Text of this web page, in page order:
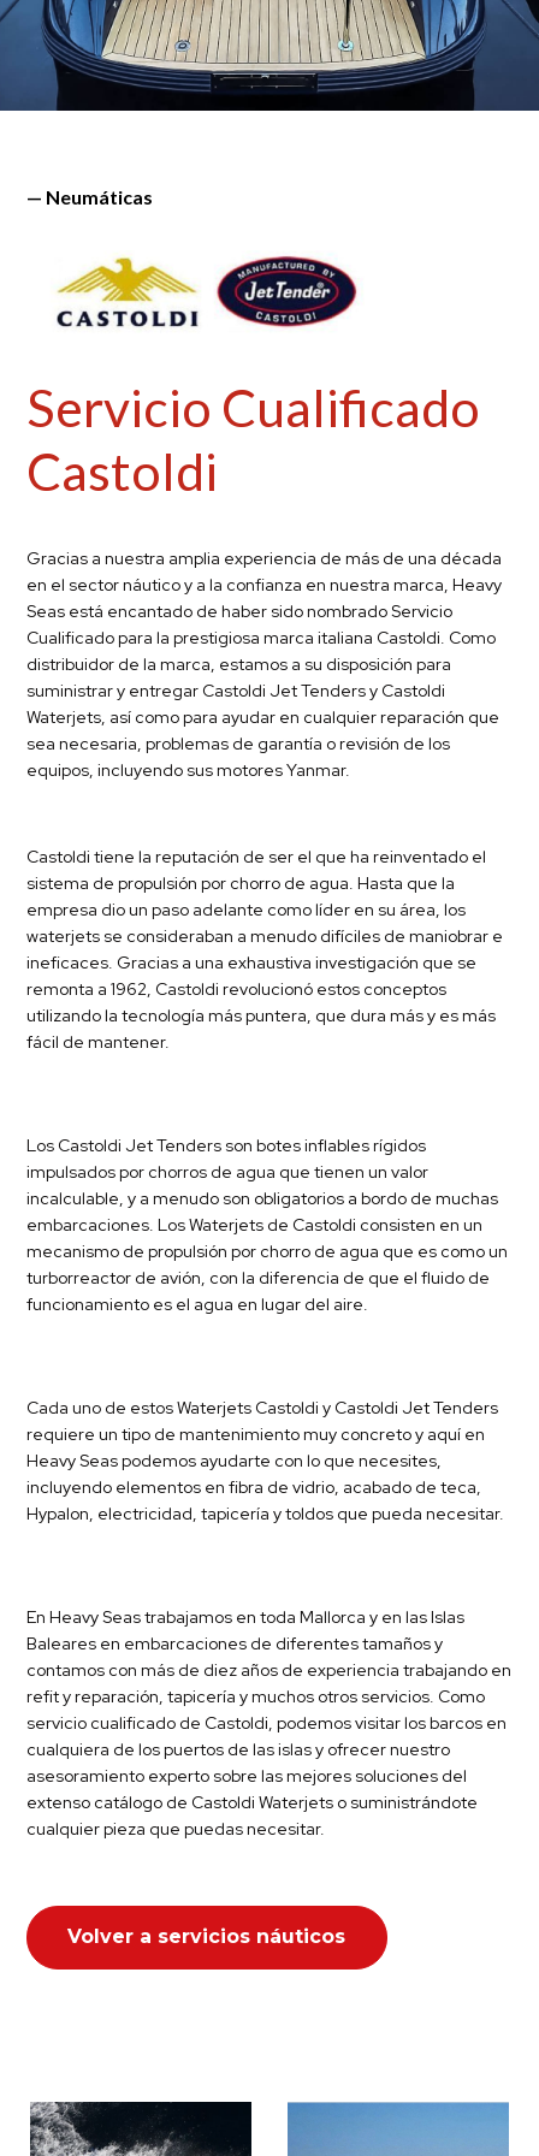
— Neumáticas
Servicio Cualificado
Castoldi
Gracias a nuestra amplia experiencia de más de una década
en el sector náutico y a la confianza en nuestra marca, Heavy
Seas está encantado de haber sido nombrado Servicio
Cualificado para la prestigiosa marca italiana Castoldi. Como
distribuidor de la marca, estamos a su disposición para
suministrar y entregar Castoldi Jet Tendersy Castoldi
Waterjets, así como para ayudar en cualquier reparación que
sea necesaria, problemas de garantía o revisión de los
equipos, incluyendo sus motores Yanmar.
Castoldi tiene la reputación de ser el que ha reinventado el
sistema de propulsión por chorro de agua. Hasta que la
empresa dio un paso adelante como líder en su área, los
waterjets se consideraban a menudo difíciles de maniobrar e
ineficaces. Gracias a una exhaustiva investigación que se
remonta a 1962, Castoldi revolucionó estos conceptos
utilizando la tecnología más puntera, que dura más y es más
fácil de mantener.
Los Castoldi Jet Tenders son botes inflables rígidos
impulsados por chorros de agua que tienen un valor
incalculable, y a menudo son obligatorios a bordo de muchas
embarcaciones. Los Waterjets de Castoldi consisten en un
mecanismo de propulsión por chorro de agua que es como un
turborreactor de avión, con la diferencia de que el fluido de
funcionamiento es el agua en lugar del aire.
Cada uno de estos Waterjets Castoldi y Castoldi Jet Tenders
requiere un tipo de mantenimiento muy concreto y aquí en
Heavy Seas podemos ayudarte con lo que necesites,
incluyendo elementos en fibra de vidrio, acabado de teca,
Hypalon, electricidad, tapicería y toldos que pueda necesitar.
En Heavy Seas trabajamos en toda Mallorca y en las Islas
Baleares en embarcaciones de diferentes tamaños y
contamos con más de diez años de experiencia trabajando en
refit y reparación, tapicería y muchos otros servicios. Como
servicio cualificado de Castoldi, podemos visitar los barcos en
cualquiera de los puertos de las islas y ofrecer nuestro
asesoramiento experto sobre las mejores soluciones del
extenso catálogo de Castoldi Waterjets o suministrándote
cualquier pieza que puedas necesitar.
Volver a servicios náuticos